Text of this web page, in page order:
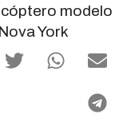
modelo
York